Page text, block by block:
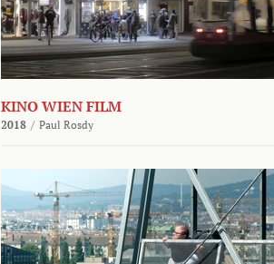
KINO WIEN FILM
2018 / Paul Rosdy